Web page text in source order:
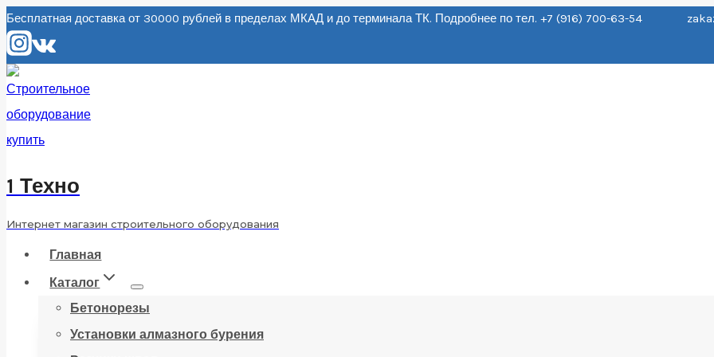
Перейти
к
содержанию
Бесплатная доставка от 30000 рублей в пределах МКАД и до терминала ТК. Подробнее по тел. +7 (916) 700-63-54
1 Техно
Интернет магазин строительного оборудования
Главная
Каталог
Бетонорезы
Установки алмазного бурения